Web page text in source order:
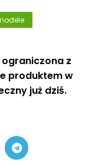
z
produktem w
już dziś.